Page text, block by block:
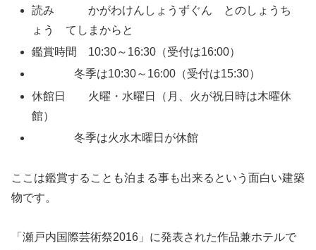
読み かがわけんしょうずぐん とのしょうち
ょう てしまからと
鑑賞時間 10:30～16:30（受付は16:00）
冬季は10:30～16:00（受付は15:30）
休館日 火曜・水曜日（月、火が祝日時は木曜休
館）
冬季は火水木曜日が休館
ここは鑑賞することも泊まる事も出来るという面白い建築
物です。
「瀬戸内国際芸術祭2016」に発表された作品兼ホテルで